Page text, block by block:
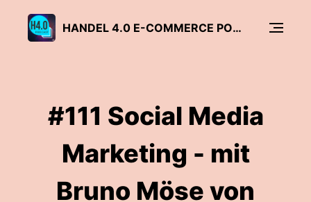
HANDEL 4.0 E-COMMERCE PODCAST
#111 Social Media
Marketing - mit
Bruno Möse von